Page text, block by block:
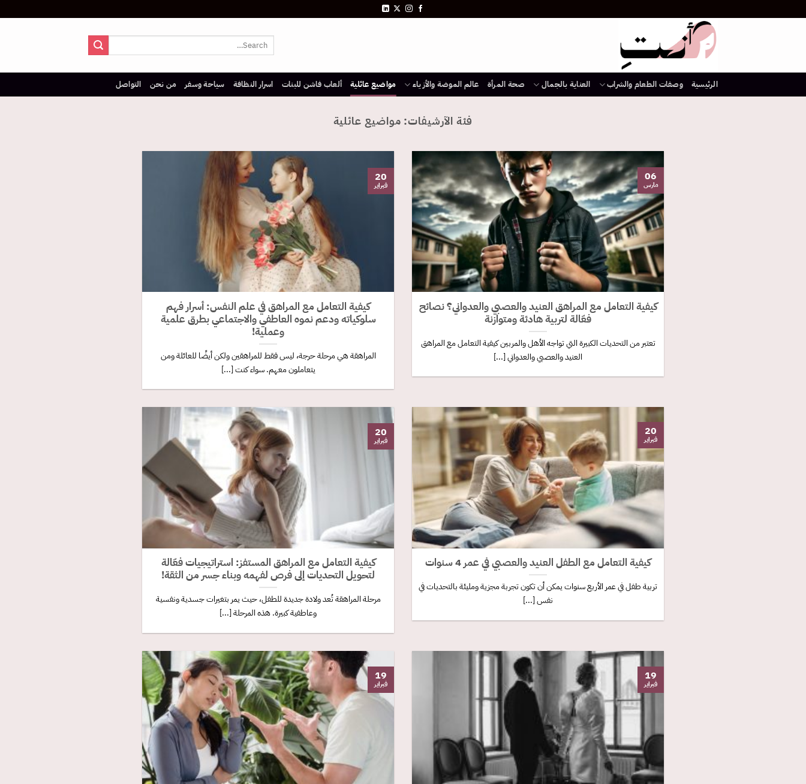
للمحتوى
الرئيسية وصفات الطعام والشراب العناية بالجمال صحة المرأة عالم الموضة والأزياء مواضيع عائلية ألعاب فاشن للبنات اسرار النظافة سياحة وسفر من نحن التواصل
فئة الآرشيفات: مواضيع عائلية
كيفية التعامل مع المراهق العنيد والعصبي والعدواني؟ نصائح
فعّالة لتربية هادئة ومتوازنة
تعتبر من التحديات الكبيرة التي تواجه الأهل والمربين كيفية التعامل مع المراهق
العنيد والعصبي والعدواني [...]
06
مارس
كيفية التعامل مع المراهق في علم النفس: أسرار فهم
سلوكياته ودعم نموه العاطفي والاجتماعي بطرق علمية
وعملية!
المراهقة هي مرحلة حرجة، ليس فقط للمراهقين ولكن أيضًا للعائلة ومن
يتعاملون معهم. سواء كنت [...]
20
فبراير
كيفية التعامل مع الطفل العنيد والعصبي في عمر 4 سنوات
تربية طفل في عمر الأربع سنوات يمكن أن تكون تجربة مجزية ومليئة بالتحديات في
نفس [...]
20
فبراير
كيفية التعامل مع المراهق المستفز: استراتيجيات فعّالة
لتحويل التحديات إلى فرص لفهمه وبناء جسر من الثقة!
مرحلة المراهقة تُعد ولادة جديدة للطفل، حيث يمر بتغيرات جسدية ونفسية
وعاطفية كبيرة. هذه المرحلة [...]
20
فبراير
19
فبراير
19
فبراير